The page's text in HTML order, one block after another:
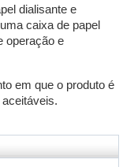
dialisante e
caixa de papel
operação e
em que o produto é